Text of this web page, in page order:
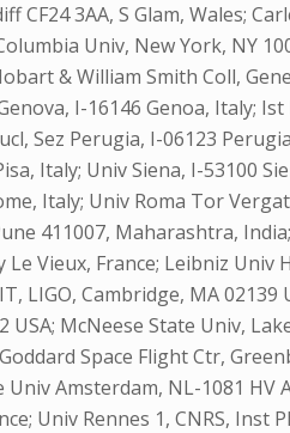
CF24 3AA, S Glam, Wales;
Univ, New York, NY
& William Smith Coll,
I-16146 Genoa, Italy;
Sez Perugia, I-06123
Italy; Univ Siena, I-53100
Italy; Univ Roma Tor
411007, Maharashtra, India;
Le Vieux, France; Leibniz
LIGO, Cambridge, MA
USA; McNeese State Univ,
Space Flight Ctr,
Amsterdam, NL-1081
Univ Rennes 1, CNRS,